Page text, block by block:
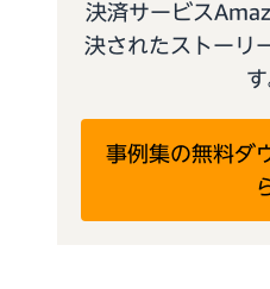
決済サービス
決されたストーリ
す
事例集の無料ダ